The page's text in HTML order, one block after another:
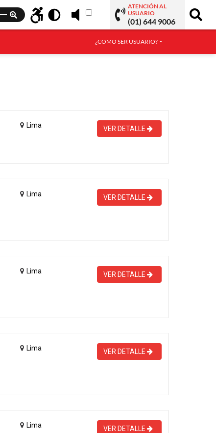
ATENCIÓN AL
USUARIO
(01) 644 9006
¿COMO SER USUARIO?
Lima VER DETALLE
Lima VER DETALLE
Lima VER DETALLE
Lima VER DETALLE
Lima VER DETALLE